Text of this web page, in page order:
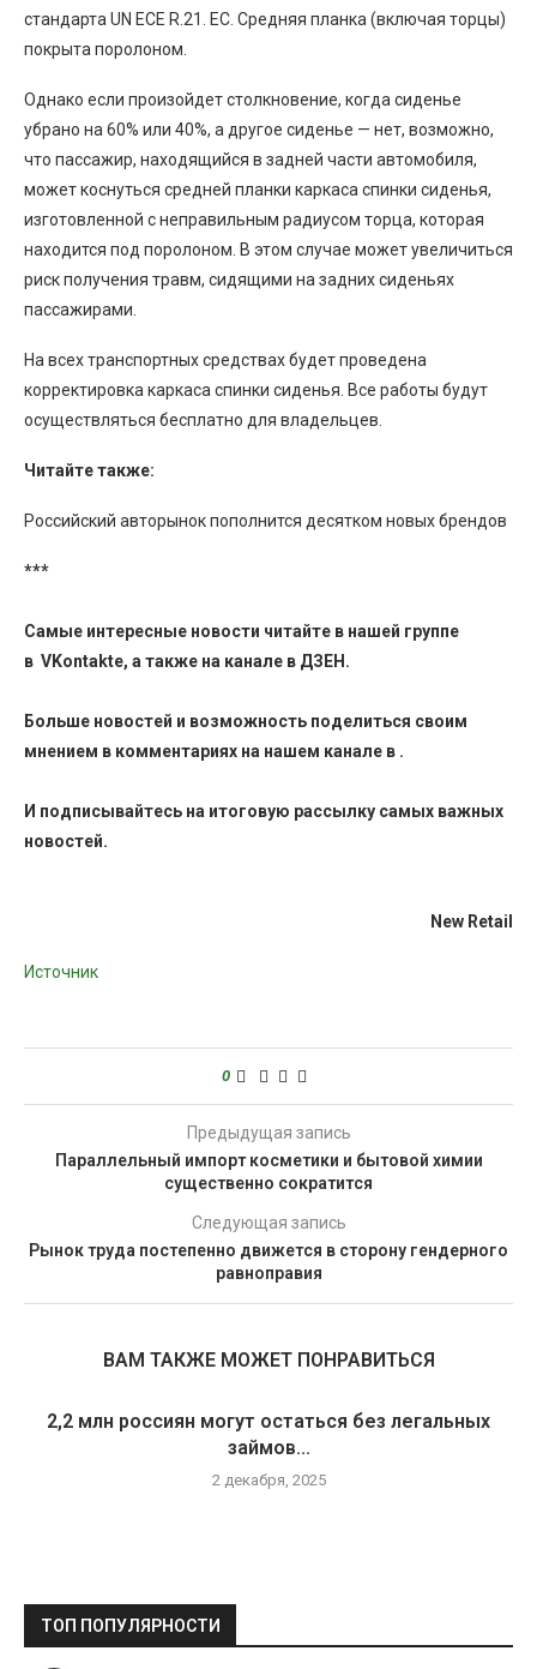
стандарта UN ECE R.21. EC. Средняя планка (включая торцы)
покрыта поролоном.
Однако если произойдет столкновение, когда сиденье
убрано на 60% или 40%, а другое сиденье — нет, возможно,
что пассажир, находящийся в задней части автомобиля,
может коснуться средней планки каркаса спинки сиденья,
изготовленной с неправильным радиусом торца, которая
находится под поролоном. В этом случае может увеличиться
риск получения травм, сидящими на задних сиденьях
пассажирами.
На всех транспортных средствах будет проведена
корректировка каркаса спинки сиденья. Все работы будут
осуществляться бесплатно для владельцев.
Читайте также:
Российский авторынок пополнится десятком новых брендов
***
Самые интересные новости читайте в нашей группе
в VKontakte, а также на канале в ДЗЕН .
Больше новостей и возможность поделиться своим
мнением в комментариях на нашем канале в .
И подписывайтесь на итоговую рассылку самых важных
новостей.
New Retail
Источник
0
Предыдущая запись
Параллельный импорт косметики и бытовой химии
существенно сократится
Следующая запись
Рынок труда постепенно движется в сторону гендерного
равноправия
ВАМ ТАКЖЕ МОЖЕТ ПОНРАВИТЬСЯ
2,2 млн россиян могут остаться без легальных
займов...
2 декабря, 2025
ТОП ПОПУЛЯРНОСТИ